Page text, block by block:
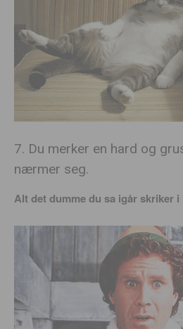
7. Du merker en hard og
nærmer seg.
Alt det dumme du sa igår skriker